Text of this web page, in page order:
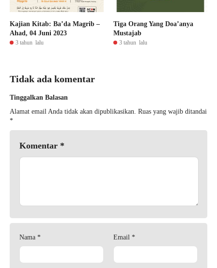
Kajian Kitab: Ba’da Magrib –
Ahad, 04 Juni 2023
3 tahun lalu
Tiga Orang Yang Doa’anya
Mustajab
3 tahun lalu
Tidak ada komentar
Tinggalkan Balasan
Alamat email Anda tidak akan dipublikasikan. Ruas yang wajib ditandai
*
Komentar *
Nama * Email *